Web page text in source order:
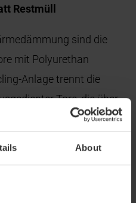
About
Restmüll
sind die
mit Polyurethan
Anlage trennt die
Tore, die über